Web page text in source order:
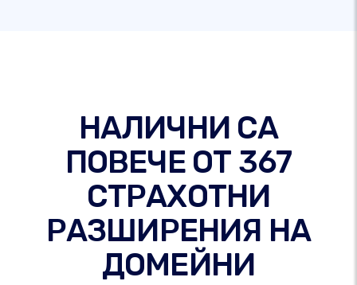
НАЛИЧНИ СА
ПОВЕЧЕ ОТ 367
СТРАХОТНИ
РАЗШИРЕНИЯ НА
ДОМЕЙНИ